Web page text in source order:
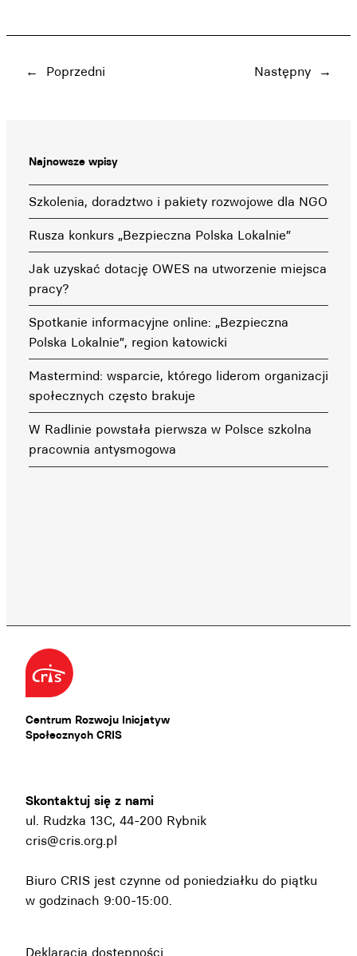
← Poprzedni Następny →
Najnowsze wpisy
Szkolenia, doradztwo i pakiety rozwojowe dla NGO
Rusza konkurs „Bezpieczna Polska Lokalnie”
Jak uzyskać dotację OWES na utworzenie miejsca
pracy?
Spotkanie informacyjne online: „Bezpieczna
Polska Lokalnie”, region katowicki
Mastermind: wsparcie, którego liderom organizacji
społecznych często brakuje
W Radlinie powstała pierwsza w Polsce szkolna
pracownia antysmogowa
Centrum Rozwoju Inicjatyw
Społecznych CRIS
Skontaktuj się z nami
ul. Rudzka 13C, 44-200 Rybnik
cris@cris.org.pl
Biuro CRIS jest czynne od poniedziałku do piątku
w godzinach 9:00-15:00.
Deklaracja dostępności